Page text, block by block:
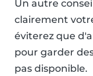
Un autre
clairement
éviterez que
pour garder
pas disponible.